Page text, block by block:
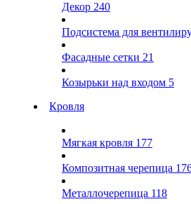
Декор 240
Подсистема для
Фасадные сетки 21
Козырьки над входом 5
Кровля
Мягкая кровля 177
Композитная черепица
Металлочерепица 118